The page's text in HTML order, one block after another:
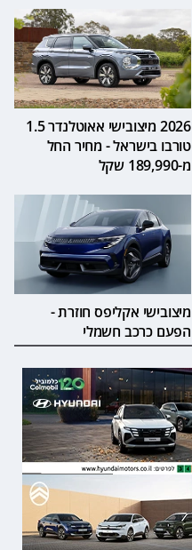
2026 מיצובישי אאוטלנדר 1.5
טורבו בישראל - מחיר החל
מ-189,990 שקל
מיצובישי אקליפס חוזרת -
הפעם כרכב חשמלי